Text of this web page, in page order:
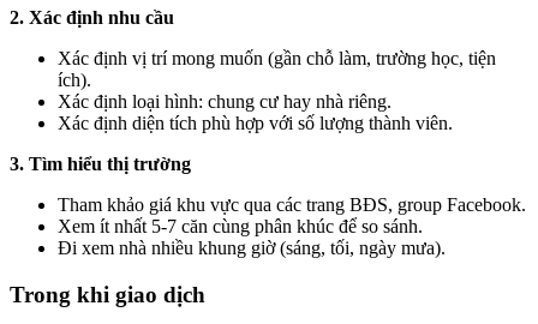
2. Xác định nhu cầu
Xác định vị trí mong muốn (gần chỗ làm, trường học, tiện
ích).
Xác định loại hình: chung cư hay nhà riêng.
Xác định diện tích phù hợp với số lượng thành viên.
3. Tìm hiểu thị trường
Tham khảo giá khu vực qua các trang BĐS, group Facebook.
Xem ít nhất 5-7 căn cùng phân khúc để so sánh.
Đi xem nhà nhiều khung giờ (sáng, tối, ngày mưa).
Trong khi giao dịch